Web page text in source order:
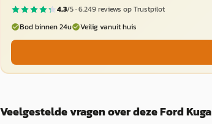
4,3/5 ·6.249reviews op Trustpilot
Bod binnen 24u
Veilig vanuit huis
Veelgestelde vragen over deze Ford Kuga